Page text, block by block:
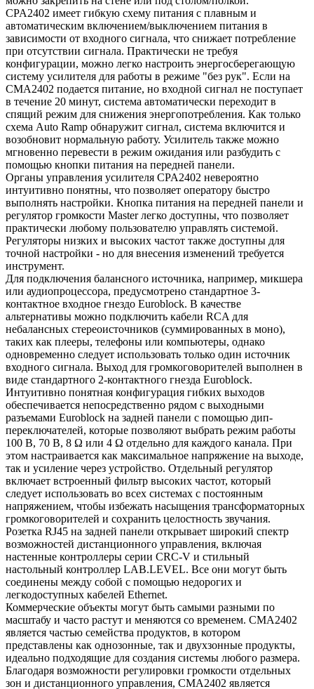
CPA2402 имеет гибкую схему питания с плавным и
автоматическим включением/выключением питания в
зависимости от входного сигнала, что снижает потребление
при отсутствии сигнала. Практически не требуя
конфигурации, можно легко настроить энергосберегающую
систему усилителя для работы в режиме "без рук". Если на
CMA2402 подается питание, но входной сигнал не поступает
в течение 20 минут, система автоматически переходит в
спящий режим для снижения энергопотребления. Как только
схема Auto Ramp обнаружит сигнал, система включится и
возобновит нормальную работу. Усилитель также можно
мгновенно перевести в режим ожидания или разбудить с
помощью кнопки питания на передней панели.
Органы управления усилителя CPA2402 невероятно
интуитивно понятны, что позволяет оператору быстро
выполнять настройки. Кнопка питания на передней панели и
регулятор громкости Master легко доступны, что позволяет
практически любому пользователю управлять системой.
Регуляторы низких и высоких частот также доступны для
точной настройки - но для внесения изменений требуется
инструмент.
Для подключения балансного источника, например, микшера
или аудиопроцессора, предусмотрено стандартное 3-
контактное входное гнездо Euroblock. В качестве
альтернативы можно подключить кабели RCA для
небалансных стереоисточников (суммированных в моно),
таких как плееры, телефоны или компьютеры, однако
одновременно следует использовать только один источник
входного сигнала. Выход для громкоговорителей выполнен в
виде стандартного 2-контактного гнезда Euroblock.
Интуитивно понятная конфигурация гибких выходов
обеспечивается непосредственно рядом с выходными
разъемами Euroblock на задней панели с помощью дип-
переключателей, которые позволяют выбрать режим работы
100 В, 70 В, 8 Ω или 4 Ω отдельно для каждого канала. При
этом настраивается как максимальное напряжение на выходе,
так и усиление через устройство. Отдельный регулятор
включает встроенный фильтр высоких частот, который
следует использовать во всех системах с постоянным
напряжением, чтобы избежать насыщения трансформаторных
громкоговорителей и сохранить целостность звучания.
Розетка RJ45 на задней панели открывает широкий спектр
возможностей дистанционного управления, включая
настенные контроллеры серии CRC-V и стильный
настольный контроллер LAB.LEVEL. Все они могут быть
соединены между собой с помощью недорогих и
легкодоступных кабелей Ethernet.
Коммерческие объекты могут быть самыми разными по
масштабу и часто растут и меняются со временем. CMA2402
является частью семейства продуктов, в котором
представлены как однозонные, так и двухзонные продукты,
идеально подходящие для создания системы любого размера.
Благодаря возможности регулировки громкости отдельных
зон и дистанционного управления, CMA2402 является